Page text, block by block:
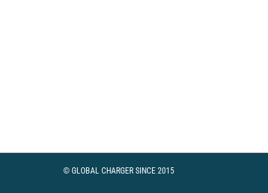
© GLOBAL CHARGER SINCE 2015